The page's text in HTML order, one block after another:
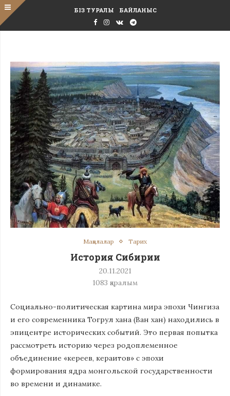
БІЗ ТУРАЛЫ БАЙЛАНЫС
Мақалалар Тарих
История Сибирии
20.11.2021
1083 қаралым
Социально-политическая картина мира эпохи Чингиза
и его современника Тогрул хана (Ван хан) находились в
эпицентре исторических событий. Это первая попытка
рассмотреть историю через родоплеменное
объединение «кереев, кераитов» с эпохи
формирования ядра монгольской государственности
во времени и динамике.